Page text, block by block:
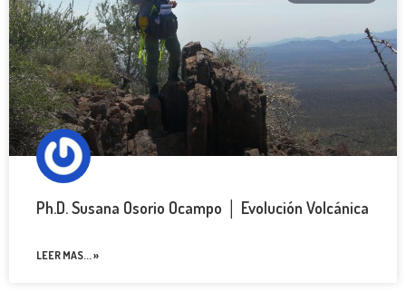
Ph.D. Susana Osorio Ocampo │ Evolución Volcánica
LEER MAS... »